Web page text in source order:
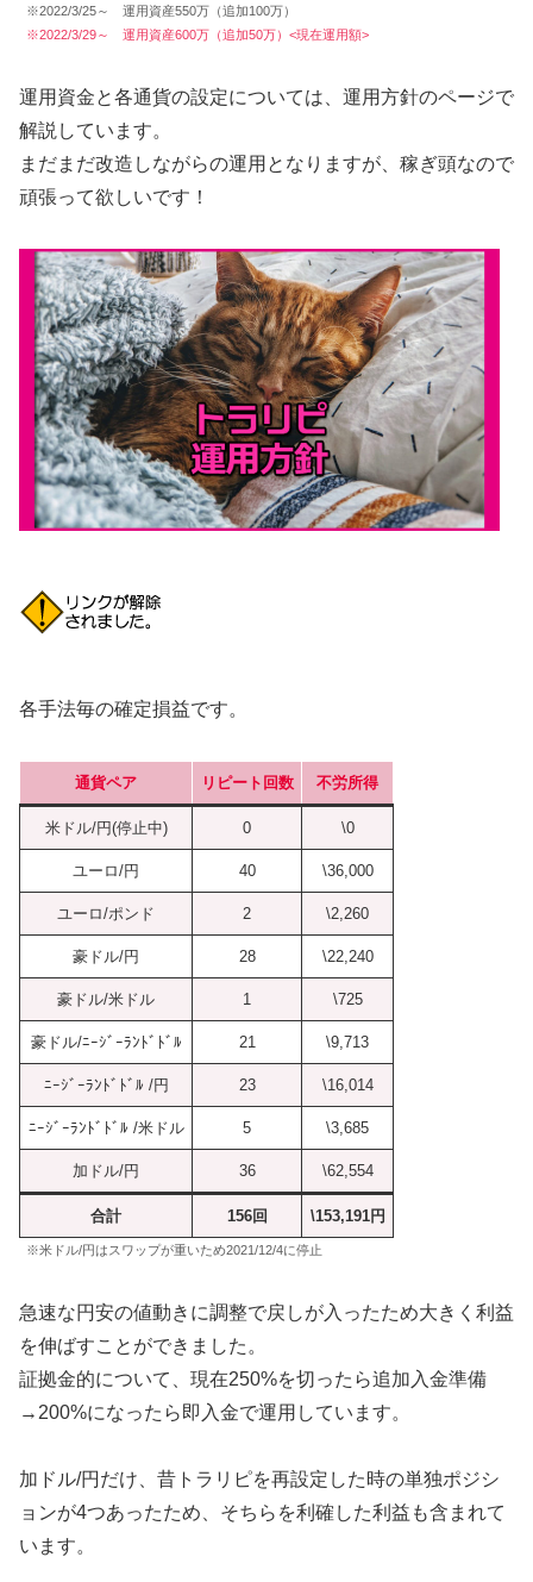
※2022/3/25～ 運用資産550万（追加100万）
※2022/3/29～ 運用資産600万（追加50万）<現在運用額>
運用資金と各通貨の設定については、運用方針のページで
解説しています。
まだまだ改造しながらの運用となりますが、稼ぎ頭なので
頑張って欲しいです！
各手法毎の確定損益です。
通貨ペア リピート回数 不労所得
米ドル/円(停止中) 0 \0
ユーロ/円 40 \36,000
ユーロ/ポンド 2 \2,260
豪ドル/円 28 \22,240
豪ドル/米ドル 1 \725
豪ドル/ﾆｰｼﾞｰﾗﾝﾄﾞﾄﾞﾙ 21 \9,713
ﾆｰｼﾞｰﾗﾝﾄﾞﾄﾞﾙ /円 23 \16,014
ﾆｰｼﾞｰﾗﾝﾄﾞﾄﾞﾙ /米ドル 5 \3,685
加ドル/円 36 \62,554
合計 156回 \153,191円
※米ドル/円はスワップが重いため2021/12/4に停止
急速な円安の値動きに調整で戻しが入ったため大きく利益
を伸ばすことができました。
証拠金的について、現在250%を切ったら追加入金準備
→200%になったら即入金で運用しています。
加ドル/円だけ、昔トラリピを再設定した時の単独ポジシ
ョンが4つあったため、そちらを利確した利益も含まれて
います。